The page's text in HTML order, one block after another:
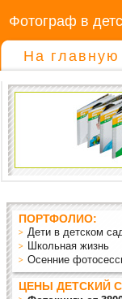
Фотограф в
На главную
ПОРТФОЛИО:
Дети в детском
Школьная жизнь
Осенние
ЦЕНЫ ДЕТСКИЙ